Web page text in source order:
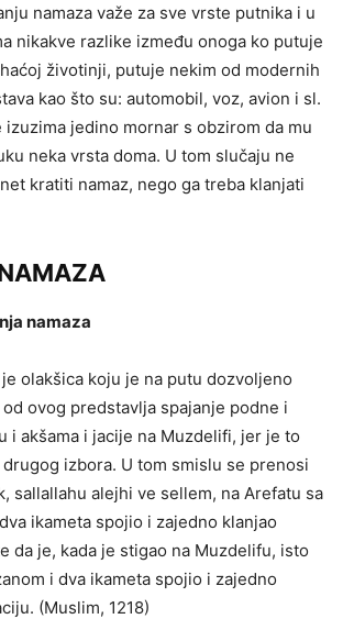
namaza važe za sve vrste putnika i u
nikakve razlike između onoga ko putuje
životinji, putuje nekim od modernih
kao što su: automobil, voz, avion i sl.
izuzima jedino mornar s obzirom da mu
neka vrsta doma. U tom slučaju ne
kratiti namaz, nego ga treba klanjati
namaza
olakšica koju je na putu dozvoljeno
ovog predstavlja spajanje podne i
i akšama i jacije na Muzdelifi, jer je to
izbora. U tom smislu se prenosi
sallallahu alejhi ve sellem, na Arefatu sa
ikameta spojio i zajedno klanjao
da je, kada je stigao na Muzdelifu, isto
i dva ikameta spojio i zajedno
(Muslim, 1218)